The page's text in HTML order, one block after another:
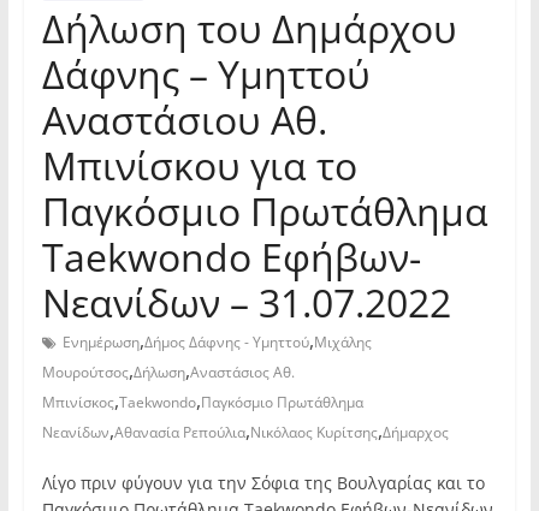
Δήλωση του Δημάρχου
Δάφνης – Υμηττού
Αναστάσιου Αθ.
Μπινίσκου για το
Παγκόσμιο Πρωτάθλημα
Taekwondo Εφήβων-
Νεανίδων – 31.07.2022
Ενημέρωση,Δήμος Δάφνης - Υμηττού,Μιχάλης
Μουρούτσος,Δήλωση,Αναστάσιος Αθ.
Μπινίσκος,Taekwondo,Παγκόσμιο Πρωτάθλημα
Νεανίδων,Αθανασία Ρεπούλια,Νικόλαος Κυρίτσης,Δήμαρχος
Λίγο πριν φύγουν για την Σόφια της Βουλγαρίας και το